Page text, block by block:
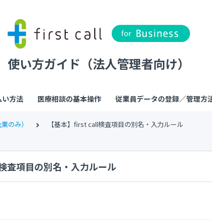
使い方ガイド（法人管理者向け）
い方法 医療相談の基本操作 従業員データの登録／管理方
のみ） 【基本】first call検査項目の別名・入力ルール
査項目の別名・入力ルール